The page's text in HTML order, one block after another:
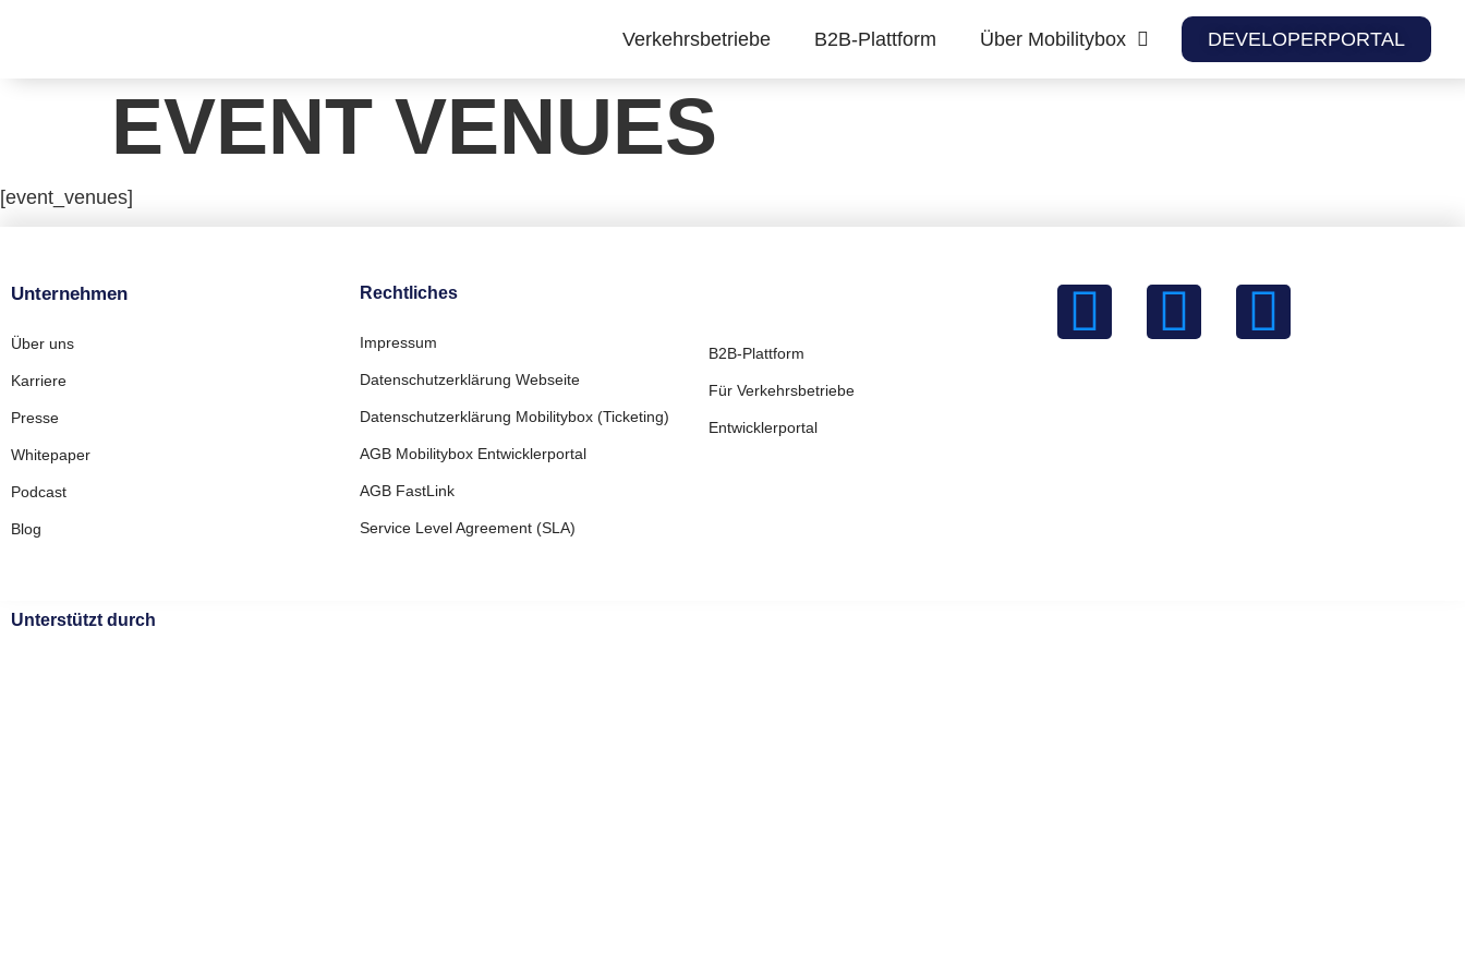
Verkehrsbetriebe B2B-Plattform Über Mobilitybox DEVELOPERPORTAL
EVENT VENUES
[event_venues]
Unternehmen
Über uns
Karriere
Presse
Whitepaper
Podcast
Blog
Rechtliches
Impressum
Datenschutzerklärung Webseite
Datenschutzerklärung Mobilitybox (Ticketing)
AGB Mobilitybox Entwicklerportal
AGB FastLink
Service Level Agreement (SLA)
B2B-Plattform
Für Verkehrsbetriebe
Entwicklerportal
Unterstützt durch